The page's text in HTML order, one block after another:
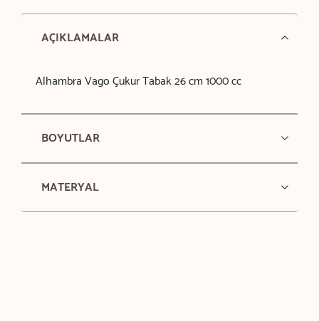
AÇIKLAMALAR
Alhambra Vago Çukur Tabak 26 cm 1000 cc
BOYUTLAR
MATERYAL